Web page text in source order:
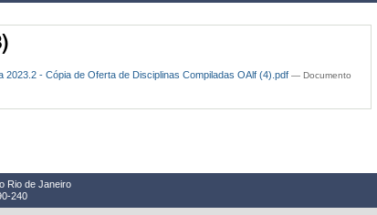
2023.2 - Cópia de Oferta de Disciplinas Compiladas OAlf (4).pdf — Documento
Rio de Janeiro
240